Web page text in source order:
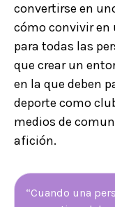
convertirse en
cómo convivir en
para todas las
que crear un
en la que deben
deporte como
medios de
afición.
“Cuando una